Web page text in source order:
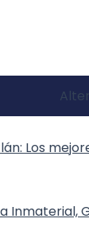
Los
Inmaterial,